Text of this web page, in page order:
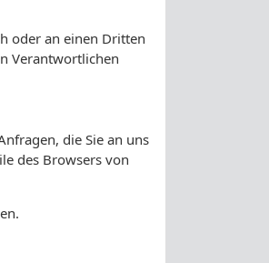
oder an einen Dritten
Verantwortlichen
die Sie an uns
des Browsers von